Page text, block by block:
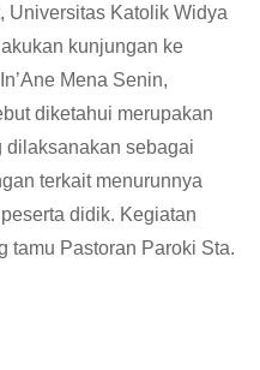
Universitas Katolik Widya
kunjungan ke
Mena Senin,
diketahui merupakan
dilaksanakan sebagai
terkait menurunnya
didik. Kegiatan
tamu Pastoran Paroki Sta.